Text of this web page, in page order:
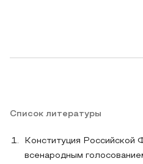
Список литературы
Конституция Российской
всенародным